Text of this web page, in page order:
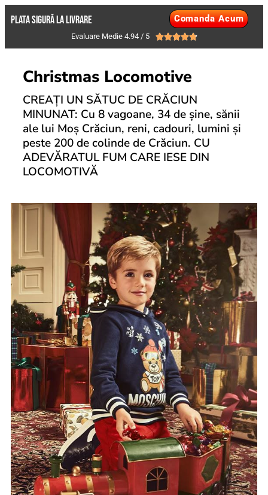
PLATA SIGURĂ LA LIVRARE Comanda Acum
Evaluare Medie 4.94 / 5 
Christmas Locomotive
CREAȚI UN SĂTUC DE CRĂCIUN
MINUNAT: Cu 8 vagoane, 34 de șine, sănii
ale lui Moș Crăciun, reni, cadouri, lumini și
peste 200 de colinde de Crăciun. CU
ADEVĂRATUL FUM CARE IESE DIN
LOCOMOTIVĂ